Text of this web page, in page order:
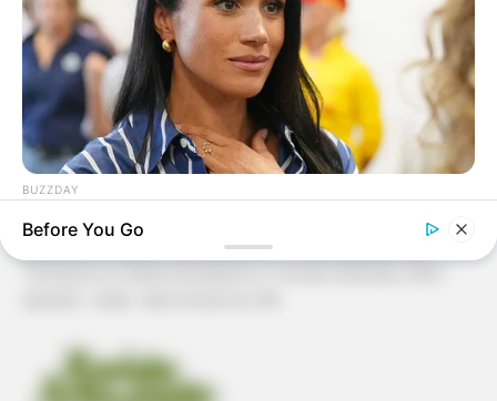
Sabonete artesanal
Artesanato com Garrafa Pet
Revista Artesanato - 18.079.935/0001-70 FBO Negócios de
BUZZDAY
Before You Go